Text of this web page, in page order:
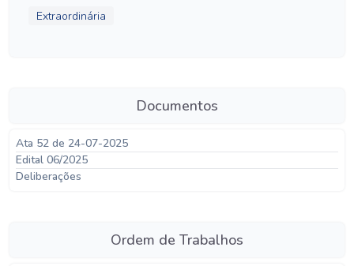
Extraordinária
Documentos
Ata 52 de 24-07-2025
Edital 06/2025
Deliberações
Ordem de Trabalhos